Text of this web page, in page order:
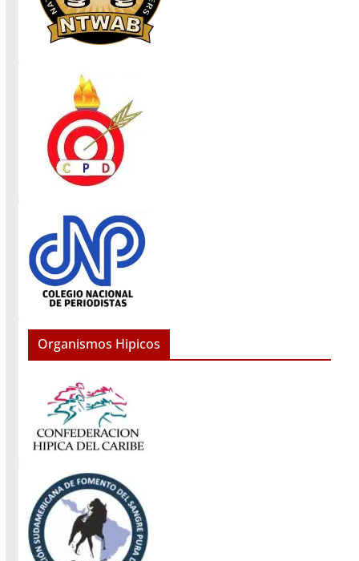
Organismos Hipicos